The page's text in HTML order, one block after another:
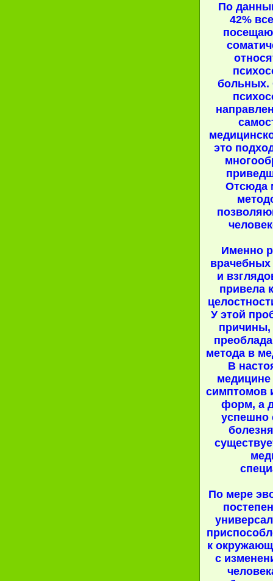
По
42%
больных.
это
Отсюда
Именно
врачебных
и
привела
У этой
причины,
метода в
В
медицине
симптомов
форм, а
успешно
По мере
к
с